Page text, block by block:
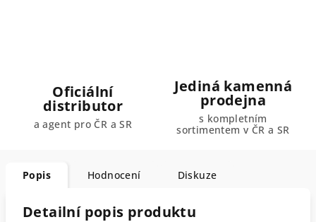
Oficiální
distributor
a agent pro ČR a SR
Jediná kamenná
prodejna
s kompletním
sortimentem v ČR a SR
Popis Hodnocení Diskuze
Detailní popis produktu